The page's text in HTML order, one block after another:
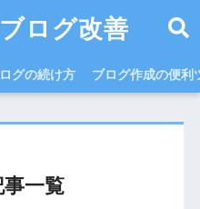
ログ改善
グの続け方 ブログ作成の便利
事一覧